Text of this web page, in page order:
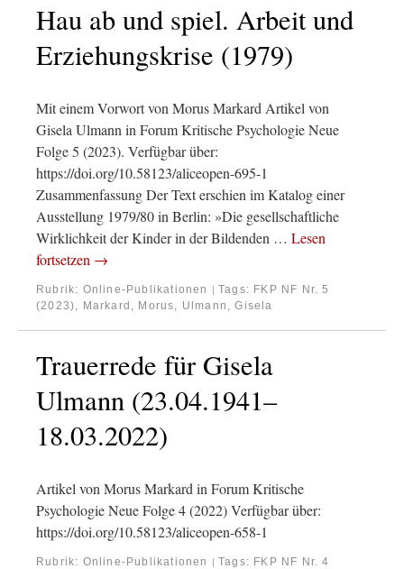
Hau ab und spiel. Arbeit und
Erziehungskrise (1979)
Mit einem Vorwort von Morus Markard Artikel von
Gisela Ulmann in Forum Kritische Psychologie Neue
Folge 5 (2023). Verfügbar über:
https://doi.org/10.58123/aliceopen-695-1
Zusammenfassung Der Text erschien im Katalog einer
Ausstellung 1979/80 in Berlin: »Die gesellschaftliche
Wirklichkeit der Kinder in der Bildenden … Lesen
fortsetzen →
Rubrik: Online-Publikationen | Tags: FKP NF Nr. 5
(2023), Markard, Morus, Ulmann, Gisela
Trauerrede für Gisela
Ulmann (23.04.1941–
18.03.2022)
Artikel von Morus Markard in Forum Kritische
Psychologie Neue Folge 4 (2022) Verfügbar über:
https://doi.org/10.58123/aliceopen-658-1
Rubrik: Online-Publikationen | Tags: FKP NF Nr. 4